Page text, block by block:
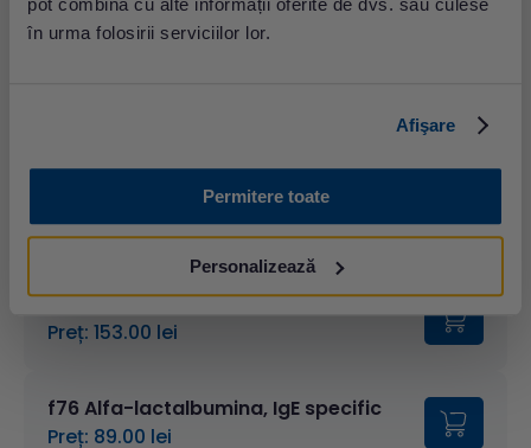
pot combina cu alte informații oferite de dvs. sau culese
în urma folosirii serviciilor lor.
Afişare
Permitere toate
Personalizează
Preț: 98.00 lei
f284 Carne de curcan, IgE specific
Preț: 98.00 lei
f245 Ou (albus, galbenus), IgE specific
Preț: 153.00 lei
f76 Alfa-lactalbumina, IgE specific
Preț: 89.00 lei